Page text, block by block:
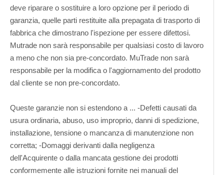
deve riparare o sostituire a loro opzione per il periodo di
garanzia, quelle parti restituite alla prepagata di trasporto di
fabbrica che dimostrano l'ispezione per essere difettosi.
Mutrade non sarà responsabile per qualsiasi costo di lavoro
a meno che non sia pre-concordato. MuTrade non sarà
responsabile per la modifica o l'aggiornamento del prodotto
dal cliente se non pre-concordato.
Queste garanzie non si estendono a ... -Defetti causati da
usura ordinaria, abuso, uso improprio, danni di spedizione,
installazione, tensione o mancanza di manutenzione non
corretta; -Domaggi derivanti dalla negligenza
dell'Acquirente o dalla mancata gestione dei prodotti
conformemente alle istruzioni fornite nei manuali del